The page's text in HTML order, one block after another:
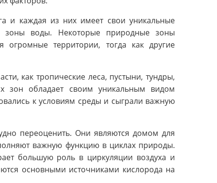
и каждая из них имеет свои уникальные
зоны воды. Некоторые природные зоны
огромные территории, тогда как другие
как тропические леса, пустыни, тундры,
зон обладает своим уникальным видом
к условиям среды и сыграли важную
переоценить. Они являются домом для
важную функцию в циклах природы.
большую роль в циркуляции воздуха и
основными источниками кислорода на